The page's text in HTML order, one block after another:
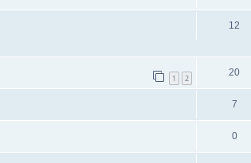
12
1 2
20
7
0